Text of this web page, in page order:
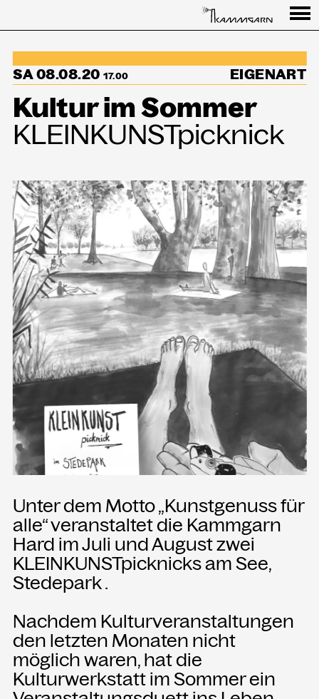
Programm
↳Summer Sessions
Besuch
Ausstellungen
Über uns
Haus
Partner
Aktuelles
Presse
Merch
Rückschau
KONTAKT
Kammgarn Kulturwerkstatt
Spinnereistraße 10
6971 Hard am Bodensee
Österreich
Büro Öffnungszeiten:
Mo-Fr von 9-12
+43 5574 82731
NEWSLETTER
Einmal wöchentlich informieren wir
SA 08.08.20 17.00 EIGENART
Kultur im Sommer
KLEINKUNSTpicknick
Unter dem Motto „Kunstgenuss für
alle“ veranstaltet die Kammgarn
Hard im Juli und August zwei
KLEINKUNSTpicknicks am See,
Stedepark .
Nachdem Kulturveranstaltungen
den letzten Monaten nicht
möglich waren, hat die
Kulturwerkstatt im Sommer ein